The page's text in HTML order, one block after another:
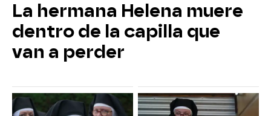
La hermana Helena muere
dentro de la capilla que
van a perder